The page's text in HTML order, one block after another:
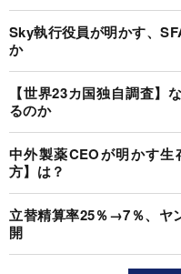
Sky執行役員が明かす、
か
【世界23カ国独自調査】
るのか
中外製薬CEOが明かす
方】は？
立替精算率25％→7％、ヤ
開